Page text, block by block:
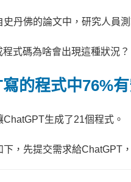
史丹佛的論文中，研究人員
式碼為啥會出現這種狀況？
的程式中76%
生成了21個程式。
下，先提交需求給ChatGPT